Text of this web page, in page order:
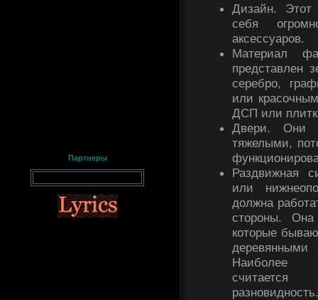
Партнеры
Дизайн. Этот
себя
аксессуаров.
Материал
представлен
серебро,
или
ДСП или
Двери. Они
тяжелыми,
Раздвижная
или
должна
стороны.
которые
Наиболее
разновидность.